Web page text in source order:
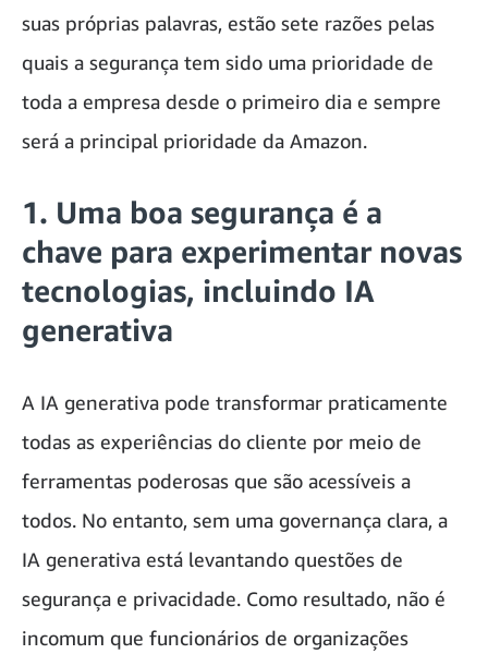
suas próprias palavras, estão sete razões pelas
quais a segurança tem sido uma prioridade de
toda a empresa desde o primeiro dia e sempre
será a principal prioridade da Amazon.
1. Uma boa segurança é a
chave para experimentar novas
tecnologias, incluindo IA
generativa
A IA generativa pode transformar praticamente
todas as experiências do cliente por meio de
ferramentas poderosas que são acessíveis a
todos. No entanto, sem uma governança clara, a
IA generativa está levantando questões de
segurança e privacidade. Como resultado, não é
incomum que funcionários de organizações